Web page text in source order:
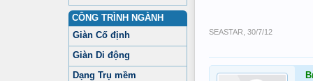
CÔNG TRÌNH NGÀNH
Giàn Cố định
Giàn Di động
Dạng Trụ mềm
SEASTAR 30/7/12